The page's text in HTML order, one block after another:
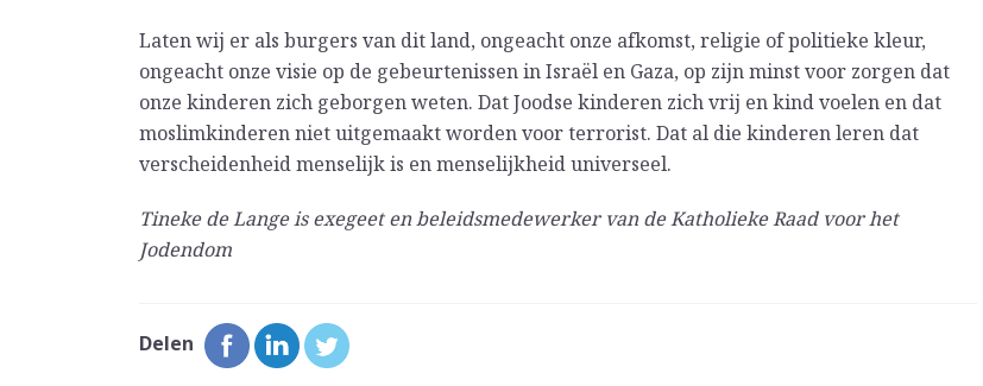
Laten wij er als burgers van dit land, ongeacht onze afkomst, religie of politieke kleur,
ongeacht onze visie op de gebeurtenissen in Israël en Gaza, op zijn minst voor zorgen dat
onze kinderen zich geborgen weten. Dat Joodse kinderen zich vrij en kind voelen en dat
moslimkinderen niet uitgemaakt worden voor terrorist. Dat al die kinderen leren dat
verscheidenheid menselijk is en menselijkheid universeel.
Tineke de Lange is exegeet en beleidsmedewerker van de Katholieke Raad voor het
Jodendom
Delen